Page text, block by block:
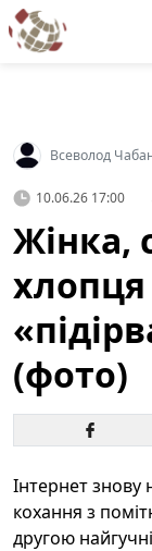
Всеволод
10.06.26 17:00
Жінка,
хлопця
(фото)
Інтернет знову
кохання з
другою